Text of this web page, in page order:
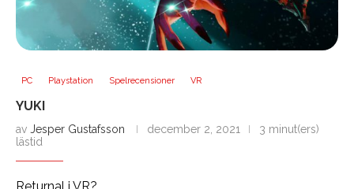
PC Playstation Spelrecensioner VR
YUKI
av Jesper Gustafsson december 2, 2021
3 minut(ers)
lästid